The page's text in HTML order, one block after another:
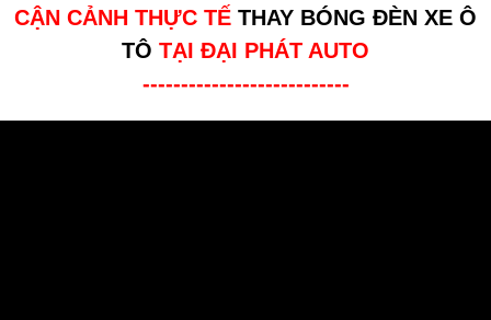
CẬN CẢNH THỰC TẾ THAY BÓNG ĐÈN XE Ô
TÔ TẠI ĐẠI PHÁT AUTO
---------------------------